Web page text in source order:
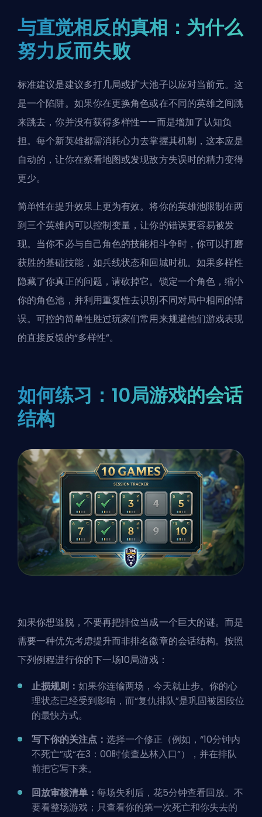
与直觉相反的真相：为什么
努力反而失败
标准建议是建议多打几局或扩大池子以应对当前元。这
是一个陷阱。如果你在更换角色或在不同的英雄之间跳
来跳去，你并没有获得多样性——而是增加了认知负
担。每个新英雄都需消耗心力去掌握其机制，这本应是
自动的，让你在察看地图或发现敌方失误时的精力变得
更少。
简单性在提升效果上更为有效。将你的英雄池限制在两
到三个英雄内可以控制变量，让你的错误更容易被发
现。当你不必与自己角色的技能相斗争时，你可以打磨
获胜的基础技能，如兵线状态和回城时机。如果多样性
隐藏了你真正的问题，请砍掉它。锁定一个角色，缩小
你的角色池，并利用重复性去识别不同对局中相同的错
误。可控的简单性胜过玩家们常用来规避他们游戏表现
的直接反馈的“多样性”。
如何练习：10局游戏的会话
结构
如果你想逃脱，不要再把排位当成一个巨大的谜。而是
需要一种优先考虑提升而非排名徽章的会话结构。按照
下列例程进行你的下一场10局游戏：
止损规则： 如果你连输两场，今天就止步。你的心
理状态已经受到影响，而“复仇排队”是巩固被困段位
的最快方式。
写下你的关注点： 选择一个修正（例如，“10分钟内
不死亡”或“在3：00时侦查丛林入口”），并在排队
前把它写下来。
回放审核清单： 每场失利后，花5分钟查看回放。不
要看整场游戏；只查看你的第一次死亡和你失去的